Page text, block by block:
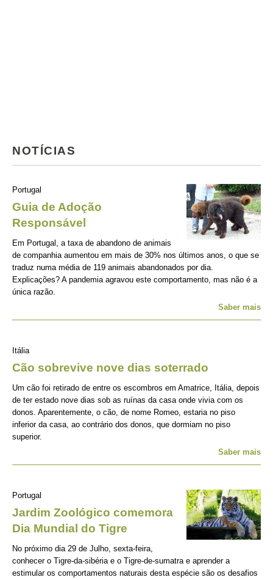
NOTÍCIAS
Portugal
Guia de Adoção
Responsável
Em Portugal, a taxa de abandono de animais
de companhia aumentou em mais de 30% nos últimos anos, o que se
traduz numa média de 119 animais abandonados por dia.
Explicações? A pandemia agravou este comportamento, mas não é a
única razão.
Saber mais
Itália
Cão sobrevive nove dias soterrado
Um cão foi retirado de entre os escombros em Amatrice, Itália, depois
de ter estado nove dias sob as ruínas da casa onde vivia com os
donos. Aparentemente, o cão, de nome Romeo, estaria no piso
inferior da casa, ao contrário dos donos, que dormiam no piso
superior.
Saber mais
Portugal
Jardim Zoológico comemora
Dia Mundial do Tigre
No próximo dia 29 de Julho, sexta-feira,
conhecer o Tigre-da-sibéria e o Tigre-de-sumatra e aprender a
estimular os comportamentos naturais desta espécie são os desafios